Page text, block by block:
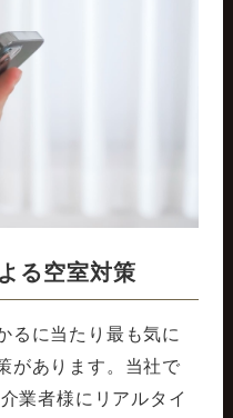
る空室対策
るに当たり最も気に
があります。当社で
業者様にリアルタイ